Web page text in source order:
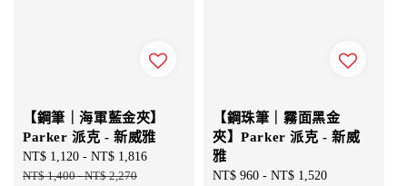
【鋼筆｜海軍藍金夾】
Parker 派克 - 新威雅
Sale
price
NT$ 1,120 - NT$ 1,816
NT$ 1,400-NT$ 2,270
【鋼珠筆｜霧面黑金
夾】Parker 派克 - 新威
雅
Sale
NT$ 960 - NT$ 1,520